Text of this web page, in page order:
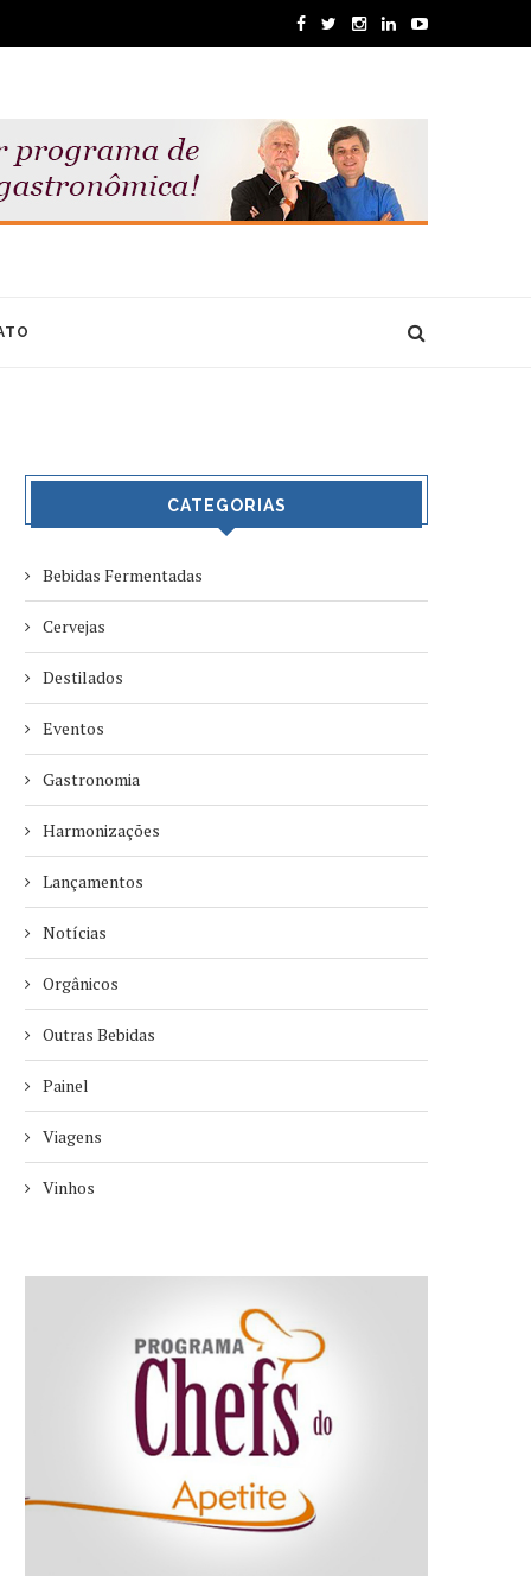
CATEGORIAS
Bebidas Fermentadas
Cervejas
Destilados
Eventos
Gastronomia
Harmonizações
Lançamentos
Notícias
Orgânicos
Outras Bebidas
Painel
Viagens
Vinhos